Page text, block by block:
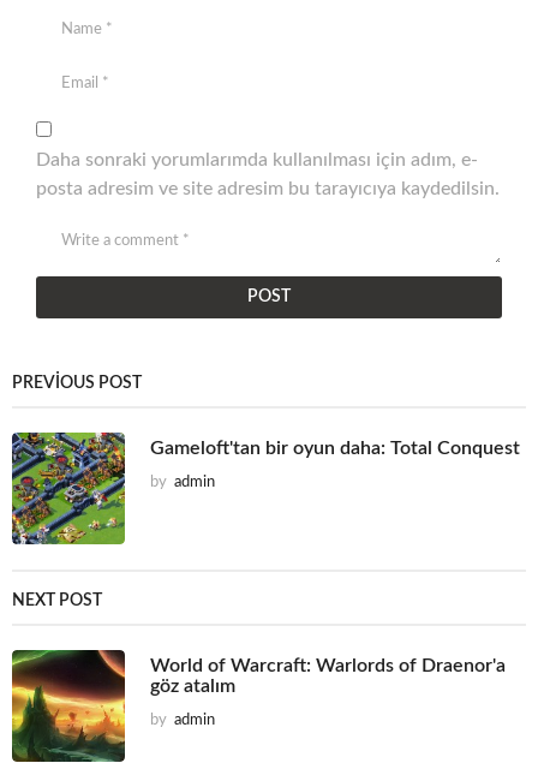
Daha sonraki yorumlarımda kullanılması için adım, e-
posta adresim ve site adresim bu tarayıcıya kaydedilsin.
PREVIOUS POST
Gameloft'tan bir oyun daha: Total Conquest
by admin
NEXT POST
World of Warcraft: Warlords of Draenor'a
göz atalım
by admin